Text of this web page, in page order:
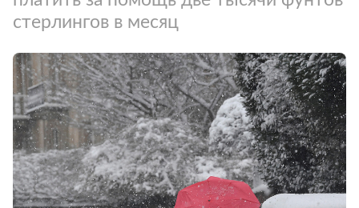
стерлингов в месяц